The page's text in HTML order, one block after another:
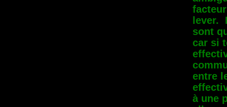
lever.
sont
car si
entre
à une